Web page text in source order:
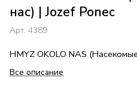
нас) | Jozef Ponec
Арт. 4389
HMYZ OKOLO NAS
Все описание